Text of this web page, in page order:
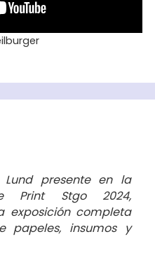
Lund presente en la
Print Stgo 2024,
exposición completa
papeles, insumos y